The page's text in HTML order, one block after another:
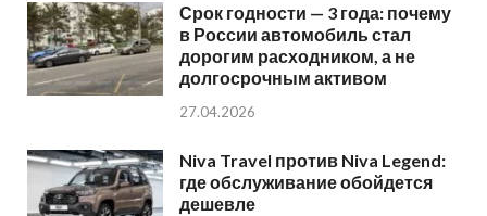
Срок годности — 3 года: почему
в России автомобиль стал
дорогим расходником, а не
долгосрочным активом
27.04.2026
Niva Travel против Niva Legend:
где обслуживание обойдется
дешевле